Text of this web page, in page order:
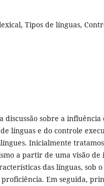
Tipos de línguas,
discussão sobre a influência
línguas e do controle
Inicialmente
a partir de uma visão de
das línguas, sob
Em seguida,